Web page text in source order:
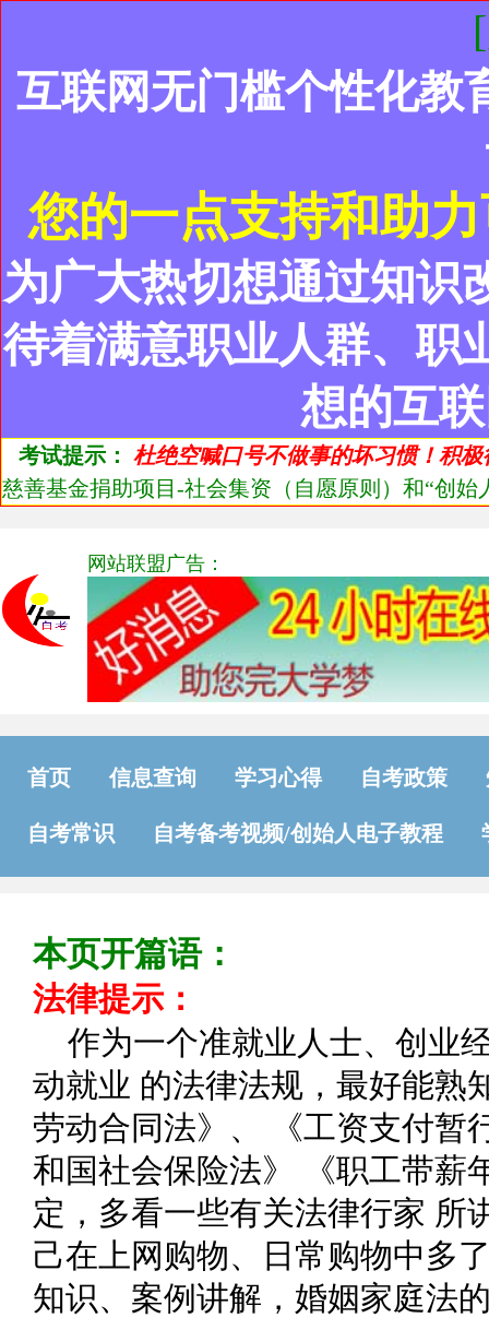
互联网无门槛个性化教
您的一点支持和助
为广大热切想通过知识
待着满意职业人群、职
想的互
考试提示： 杜绝空喊口号不做事的坏习惯！积
慈善基金捐助项目-社会集资（自愿原则）和“创
网站联盟广告：
首页 信息查询 学习心得 自考政策
自考常识 自考备考视频/创始人电子教程
本页开篇语：
法律提示：
作为一个准就业人士、创业
动就业 的法律法规，最好能熟
劳动合同法》、 《工资支付暂
和国社会保险法》 《职工带薪
定，多看一些有关法律行家 所
己在上网购物、日常购物中多
知识、案例讲解，婚姻家庭法